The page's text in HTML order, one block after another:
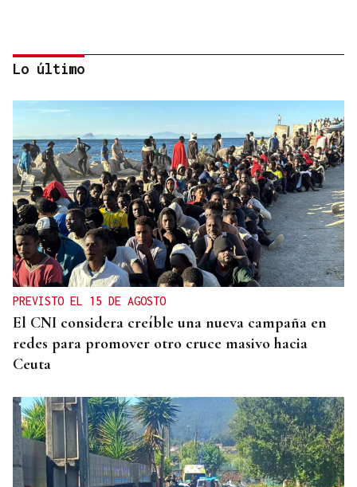
ANULADA A GAVILANES
Nuevo varapalo a Jácome: tumban la adjudicación
del autobús urbano de Ourense
Lo último
PREVISTO EL 15 DE AGOSTO
El CNI considera creíble una nueva campaña en
redes para promover otro cruce masivo hacia
Ceuta